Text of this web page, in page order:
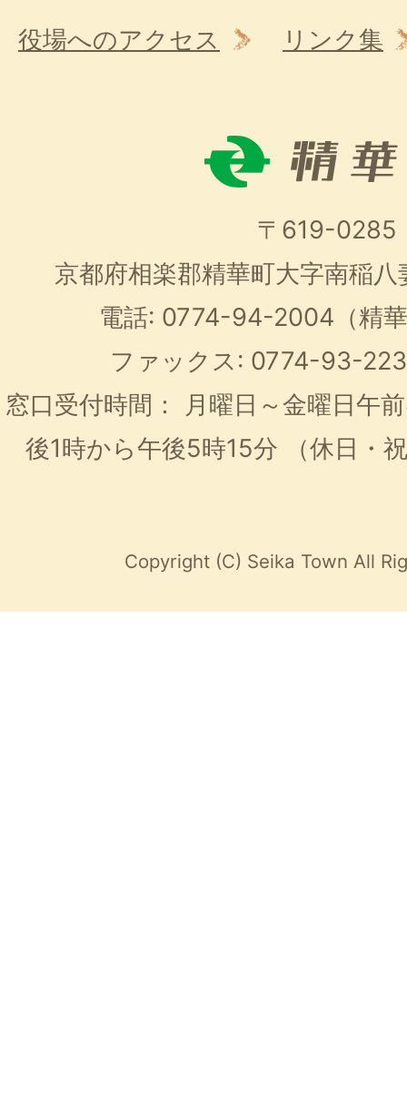
役場へのアクセス リンク集
〒619-0285
京都府相楽郡精華町大字南稲
電話: 0774-94-2004（精
ファックス: 0774-93-
窓口受付時間：
月曜日～金曜日午
後1時から午後5時15分
（休日・
Copyright (C) Seika Town All